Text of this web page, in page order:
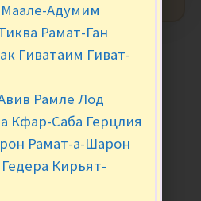
Адумим
Рамат-Ган
Гиватаим Гиват-
Рамле Лод
Кфар-Саба Герцлия
Рамат-а-Шарон
Кирьят-